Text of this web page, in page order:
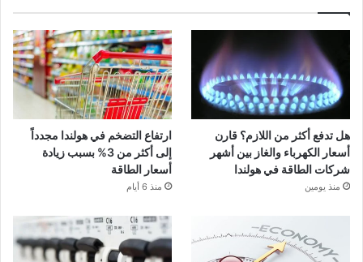
هل تدفع أكثر من اللازم؟ قارن
أسعار الكهرباء والغاز بين أشهر
شركات الطاقة في هولندا
منذ يومين
ارتفاع التضخم في هولندا مجدداً
إلى أكثر من 3% بسبب زيادة
أسعار الطاقة
منذ 6 أيام